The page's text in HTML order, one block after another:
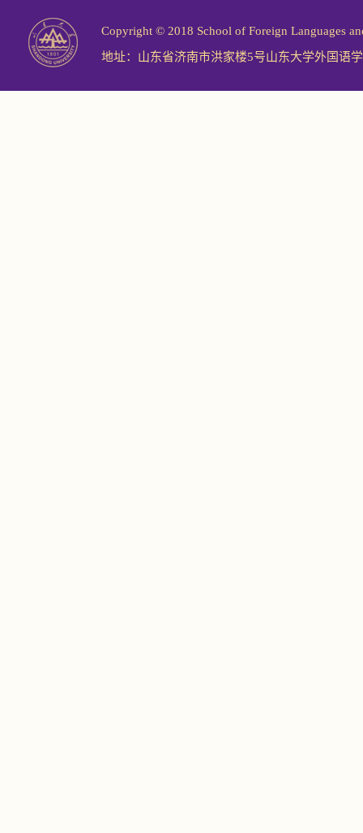
Copyright © 2018 School of Foreign Languages
地址：山东省济南市洪家楼5号山东大学外国语